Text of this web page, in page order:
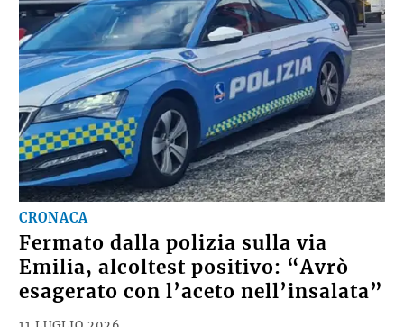
CRONACA
Fermato dalla polizia sulla via
Emilia, alcoltest positivo: “Avrò
esagerato con l’aceto nell’insalata”